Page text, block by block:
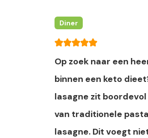
Diner
Op zoek naar een
binnen een keto
lasagne zit
van traditionele
lasagne. Dit voegt